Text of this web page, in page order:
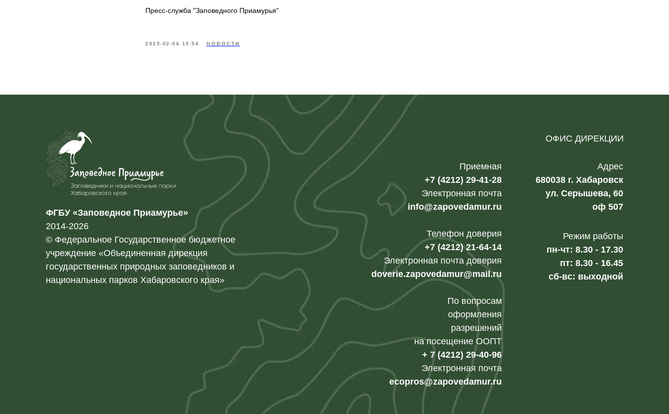
Пресс-служба "Заповедного Приамурья"
2025-02-06 15:56 НОВОСТИ
ФГБУ «Заповедное Приамурье»
2014-2026
© Федеральное Государственное бюджетное
учреждение «Объединенная дирекция
государственных природных заповедников и
национальных парков Хабаровского края»
Режим работы
пн-чт: 8.30 - 17.30
пт: 8.30 - 16.45
сб-вс: выходной
Адрес
680038 г. Хабаровск
ул. Серышева, 60
оф 507
Приемная
+7 (4212) 29-41-28
Электронная почта
info@zapovedamur.ru
Телефон доверия
+7 (4212) 21-64-14
Электронная почта доверия
doverie.zapovedamur@mail.ru
По вопросам
оформления
разрешений
на посещение ООПТ
+ 7 (4212) 29-40-96
Электронная почта
ecopros@zapovedamur.ru
ОФИС ДИРЕКЦИИ